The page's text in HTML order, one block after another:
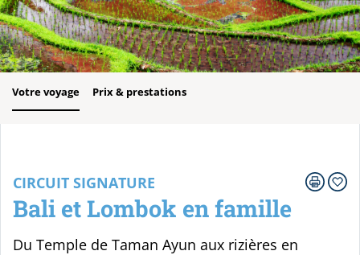
Votre voyage Prix & prestations
CIRCUIT SIGNATURE
Bali et Lombok en famille
Du Temple de Taman Ayun aux rizières en